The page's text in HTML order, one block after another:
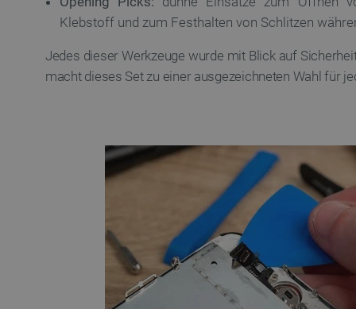
Klebstoff und zum Festhalten von Schlitzen
Jedes dieser Werkzeuge wurde mit Blick auf
macht dieses Set zu einer ausgezeichneten Wahl für
critAccountId